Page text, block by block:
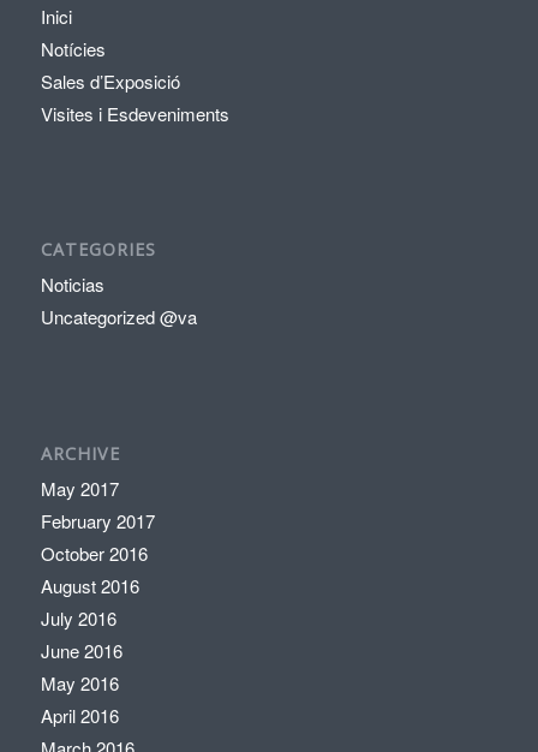
Inici
Notícies
Sales d’Exposició
Visites i Esdeveniments
CATEGORIES
Noticias
Uncategorized @va
ARCHIVE
May 2017
February 2017
October 2016
August 2016
July 2016
June 2016
May 2016
April 2016